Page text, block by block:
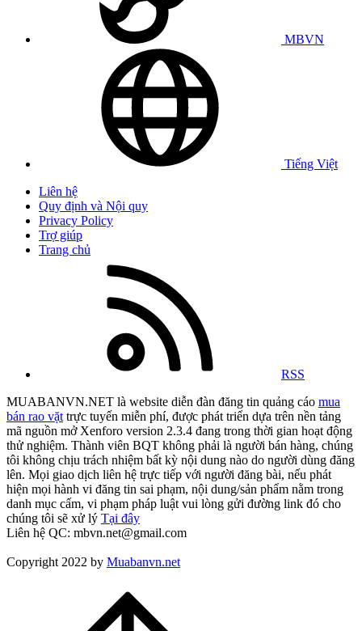
MBVN
Tiếng Việt
Liên hệ
Quy định và Nội quy
Privacy Policy
Trợ giúp
Trang chủ
RSS
MUABANVN.NET là website diễn đàn đăng tin quảng cáo mua
bán rao vặt trực tuyến miễn phí, được phát triển dựa trên nền tảng
mã nguồn mở Xenforo version 2.3.4 đang trong thời gian hoạt động
thử nghiệm. Thành viên BQT không phải là người bán hàng, chúng
tôi không chịu trách nhiệm bất kỳ nội dung nào do người dùng đăng
lên. Mọi giao dịch liên hệ trực tiếp với người đăng bài, nếu phát
hiện mọi hành vi đăng tin sai phạm, nội dung/sản phẩm nằm trong
danh mục cấm, vi phạm pháp luật vui lòng gửi đường link đó cho
chúng tôi sẽ xử lý Tại đây
Liên hệ QC: mbvn.net@gmail.com
Copyright 2022 by Muabanvn.net